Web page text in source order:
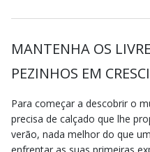
MANTENHA OS
PEZINHOS EM
Para começar a descobrir o
precisa de calçado que lhe
verão, nada melhor do que